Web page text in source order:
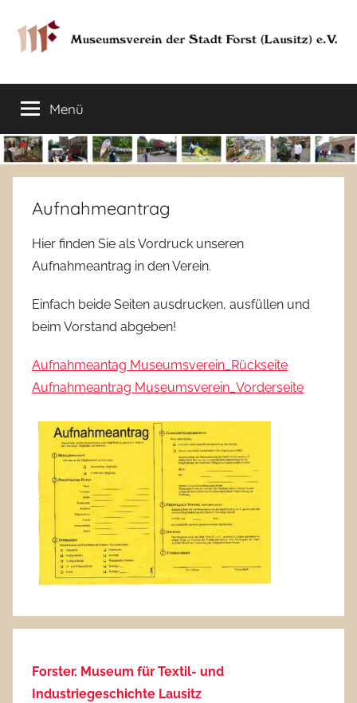
Inhalt
springen
Museumsverein
der
Stadt
Forst
(Lausitz)
37
–
03149
Menü
Aufnahmeantrag
Hier finden Sie als Vordruck unseren
Aufnahmeantrag in den Verein.
Einfach beide Seiten ausdrucken, ausfüllen und
beim Vorstand abgeben!
Aufnahmeantag Museumsverein_Rückseite
Aufnahmeantrag Museumsverein_Vorderseite
Forster. Museum für Textil- und
Industriegeschichte Lausitz